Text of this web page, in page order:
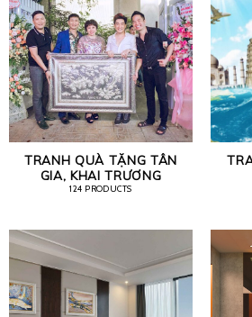
TRANH QUÀ TẶNG TÂN
GIA, KHAI TRƯƠNG
124 PRODUCTS